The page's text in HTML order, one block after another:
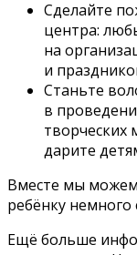
Сделайте
центра:
на
и
Станьте
в
творческих
дарите
Вместе мы
ребёнку немного
Ещё больше